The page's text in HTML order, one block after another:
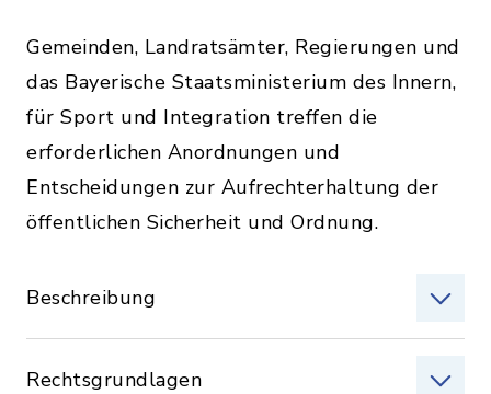
Gemeinden, Landratsämter, Regierungen und
das Bayerische Staatsministerium des Innern,
für Sport und Integration treffen die
erforderlichen Anordnungen und
Entscheidungen zur Aufrechterhaltung der
öffentlichen Sicherheit und Ordnung.
Beschreibung
Rechtsgrundlagen